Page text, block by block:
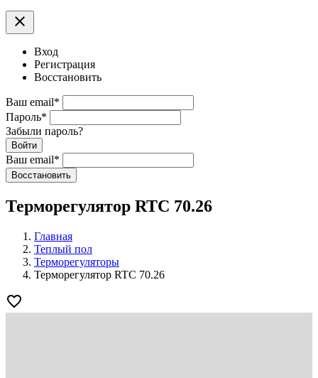
clear
Вход
Регистрация
Восстановить
Ваш email*
Пароль*
Забыли пароль?
Войти
Ваш email*
Воcстановить
Терморегулятор RTC 70.26
Главная
Теплый пол
Терморегуляторы
Терморегулятор RTC 70.26
favorite_border